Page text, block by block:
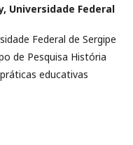
Universidade Federal
Federal de Sergipe
de Pesquisa História
educativas